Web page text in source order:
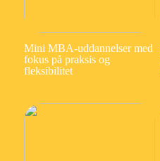
Mini MBA-uddannelser med
fokus på praksis og
fleksibilitet